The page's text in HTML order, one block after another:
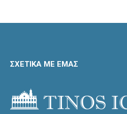
ΣΧΕΤΙΚΑ ΜΕ ΕΜΑΣ